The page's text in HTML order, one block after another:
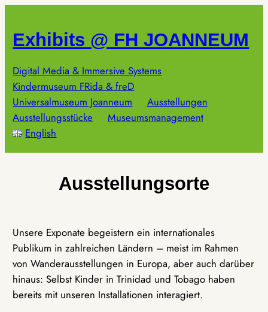
springen
Exhibits @ FH JOANNEUM
Digital Media & Immersive Systems
Kindermuseum FRida & freD
Universalmuseum Joanneum
Ausstellungen
Ausstellungsstücke
Museumsmanagement
English
Ausstellungsorte
Unsere Exponate begeistern ein internationales
Publikum in zahlreichen Ländern – meist im Rahmen
von Wanderausstellungen in Europa, aber auch darüber
hinaus: Selbst Kinder in Trinidad und Tobago haben
bereits mit unseren Installationen interagiert.